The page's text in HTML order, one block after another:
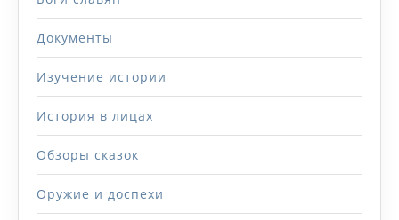
Документы
Изучение истории
История в лицах
Обзоры сказок
Оружие и доспехи